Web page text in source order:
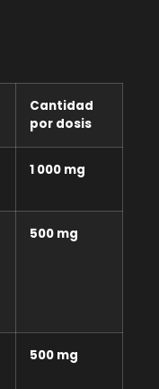
Cantidad
por dosis
1 000 mg
500 mg
500 mg